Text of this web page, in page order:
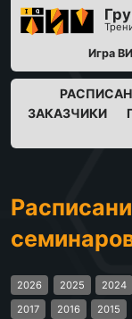
Игра
ЗАКАЗЧИКИ
2026 2025 2024
2017
2016 2015